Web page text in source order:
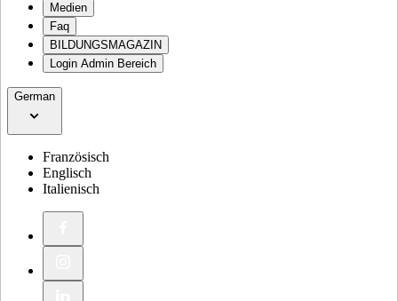
Medien
Faq
BILDUNGSMAGAZIN
Login Admin Bereich
German
Französisch
Englisch
Italienisch